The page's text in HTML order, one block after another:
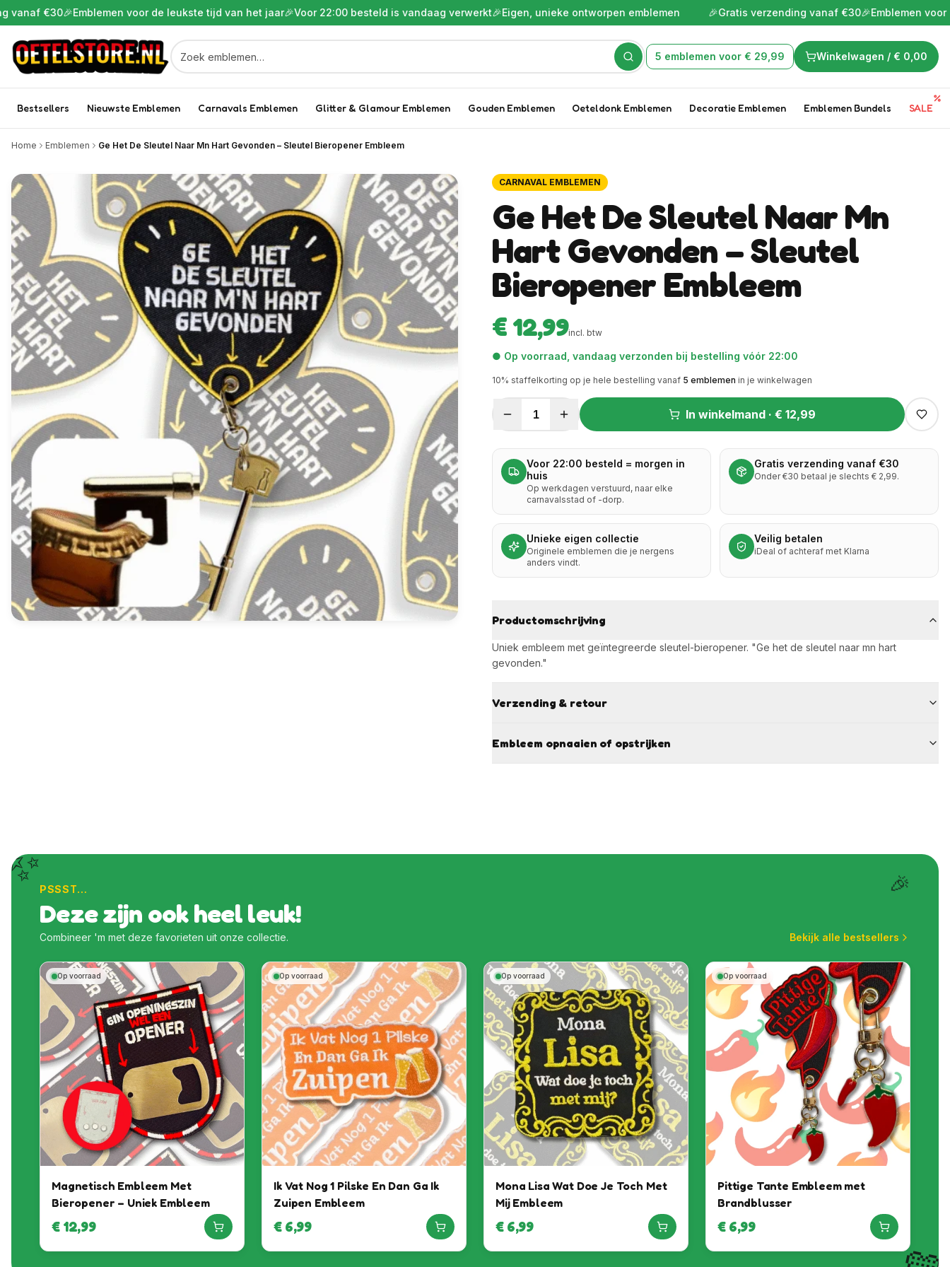
🎉Emblemen voor de leukste tijd van het jaar🎉Voor 22:00 besteld is vandaag verwerkt 🎉Eigen, unieke ontworpen emblemen 🎉Gratis verzending vanaf €30🎉Emblemen voor de
5 emblemen voor € 29,99 Winkelwagen / € 0,00
Bestsellers Nieuwste Emblemen Carnavals Emblemen Glitter & Glamour Emblemen Gouden Emblemen Oeteldonk Emblemen Decoratie Emblemen Emblemen Bundels SALE
Home Emblemen Ge Het De Sleutel Naar Mn Hart Gevonden – Sleutel Bieropener Embleem
CARNAVAL EMBLEMEN
Ge Het De Sleutel Naar Mn
Hart Gevonden – Sleutel
Bieropener Embleem
€ 12,99incl. btw
● Op voorraad, vandaag verzonden bij bestelling vóór 22:00
10% staffelkorting op je hele bestelling vanaf 5 emblemen in je winkelwagen
1 In winkelmand · € 12,99
Voor 22:00 besteld = morgen in
huis
Op werkdagen verstuurd, naar elke
carnavalsstad of -dorp.
Gratis verzending vanaf €30
Onder €30 betaal je slechts € 2,99.
Unieke eigen collectie
Originele emblemen die je nergens
anders vindt.
Veilig betalen
iDeal of achteraf met Klarna
Productomschrijving
Uniek embleem met geïntegreerde sleutel-bieropener. "Ge het de sleutel naar mn hart
gevonden."
Verzending & retour
Embleem opnaaien of opstrijken
✨ 🎉
PSSST…
Deze zijn ook heel leuk!
Combineer 'm met deze favorieten uit onze collectie. Bekijk alle bestsellers
Op voorraad
Magnetisch Embleem Met
Bieropener – Uniek Embleem
€ 12,99
Op voorraad
Ik Vat Nog 1 Pilske En Dan Ga Ik
Zuipen Embleem
€ 6,99
Op voorraad
Mona Lisa Wat Doe Je Toch Met
Mij Embleem
€ 6,99
Op voorraad
Pittige Tante Embleem met
Brandblusser
€ 6,99